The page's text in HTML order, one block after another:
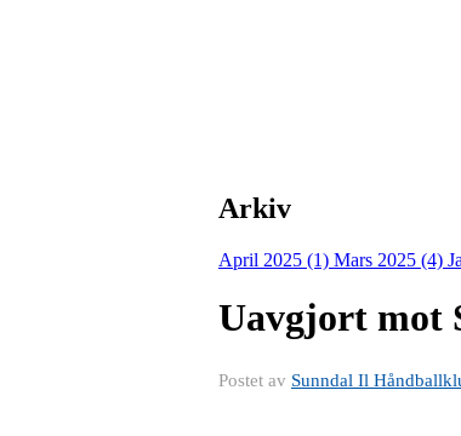
Arkiv
April 2025 (1) Mars 2025 (4)
Uavgjort mot
Postet av Sunndal Il